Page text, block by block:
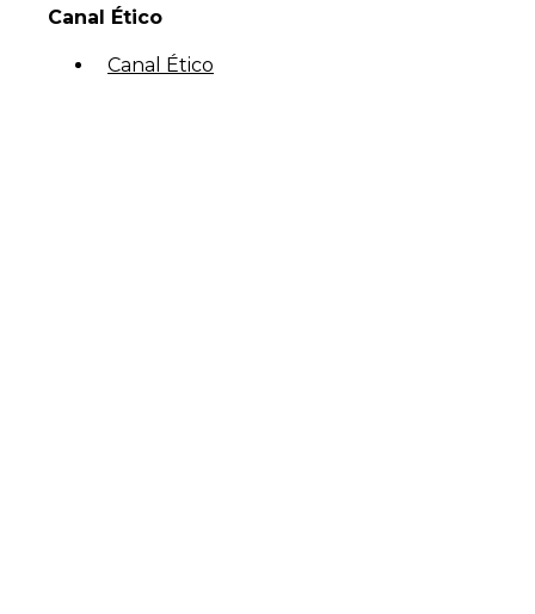
Canal Ético
Canal Ético